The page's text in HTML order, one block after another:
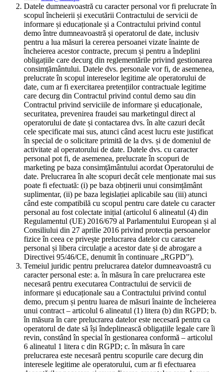
Datele dumneavoastră cu caracter personal vor fi prelucrate în
scopul încheierii și executării Contractului de servicii de
informare și educaționale și a Contractului privind contul
demo între dumneavoastră și operatorul de date, inclusiv
pentru a lua măsuri la cererea persoanei vizate înainte de
încheierea acestor contracte, precum și pentru a îndeplini
obligațiile care decurg din reglementările privind gestionarea
consimțământului. Datele dvs. personale vor fi, de asemenea,
prelucrate în scopul intereselor legitime ale operatorului de
date, cum ar fi exercitarea pretențiilor contractuale legitime
care decurg din Contractul privind contul demo sau din
Contractul privind serviciile de informare și educaționale,
securitatea, prevenirea fraudei sau marketingul direct al
operatorului de date și contactarea dvs. în alte cazuri decât
cele specificate mai sus, atunci când acest lucru este justificat
în special de o solicitare primită de la dvs. și de domeniul de
activitate al operatorului de date. Datele dvs. cu caracter
personal pot fi, de asemenea, prelucrate în scopuri de
marketing pe baza consimțământului acordat Operatorului de
date. Prelucrarea în alte scopuri decât cele menționate mai sus
poate fi efectuată: (i) pe baza obținerii unui consimțământ
suplimentar, (ii) pe baza legislației aplicabile sau (iii) atunci
când este compatibilă cu scopul pentru care datele cu caracter
personal au fost colectate inițial (articolul 6 alineatul (4) din
Regulamentul (UE) 2016/679 al Parlamentului European și al
Consiliului din 27 aprilie 2016 privind protecția persoanelor
fizice în ceea ce privește prelucrarea datelor cu caracter
personal și libera circulație a acestor date și de abrogare a
Directivei 95/46/CE, denumit în continuare „RGPD”).
Temeiul juridic pentru prelucrarea datelor dumneavoastră cu
caracter personal este: a. în măsura în care prelucrarea este
necesară pentru executarea Contractului de servicii de
informare și educaționale sau a Contractului privind contul
demo, precum și pentru luarea de măsuri înainte de încheierea
unui contract – articolul 6 alineatul (1) litera (b) din RGPD; b.
în măsura în care prelucrarea datelor este necesară pentru ca
operatorul de date să își îndeplinească obligațiile legale care îi
revin, constând în special în gestionarea conformă – articolul
6 alineatul 1 litera c din RGPD; c. în măsura în care
prelucrarea este necesară pentru scopurile care decurg din
interesele legitime ale operatorului, cum ar fi efectuarea